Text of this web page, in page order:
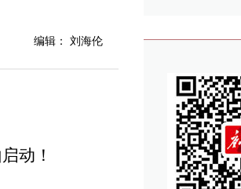
编辑： 刘海伦
动！